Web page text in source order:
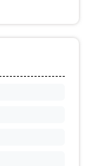
安徽省蚌埠市蚌山区淮河路萧邦售后服务中心（需提前预约）